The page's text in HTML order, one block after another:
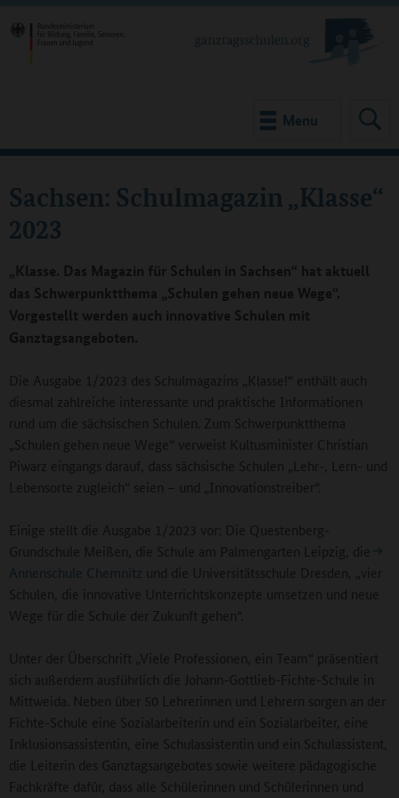
Menu
Sachsen: Schulmagazin „Klasse“
2023
„Klasse. Das Magazin für Schulen in Sachsen“ hat aktuell
das Schwerpunktthema „Schulen gehen neue Wege“.
Vorgestellt werden auch innovative Schulen mit
Ganztagsangeboten.
Die Ausgabe 1/2023 des Schulmagazins „Klasse!“ enthält auch
diesmal zahlreiche interessante und praktische Informationen
rund um die sächsischen Schulen. Zum Schwerpunktthema
„Schulen gehen neue Wege“ verweist Kultusminister Christian
Piwarz eingangs darauf, dass sächsische Schulen „Lehr-, Lern- und
Lebensorte zugleich“ seien – und „Innovationstreiber“.
Einige stellt die Ausgabe 1/2023 vor: Die Questenberg-
Grundschule Meißen, die Schule am Palmengarten Leipzig, die
Annenschule Chemnitz und die Universitätsschule Dresden, „vier
Schulen, die innovative Unterrichtskonzepte umsetzen und neue
Wege für die Schule der Zukunft gehen“.
Unter der Überschrift „Viele Professionen, ein Team“ präsentiert
sich außerdem ausführlich die Johann-Gottlieb-Fichte-Schule in
Mittweida. Neben über 50 Lehrerinnen und Lehrern sorgen an der
Fichte-Schule eine Sozialarbeiterin und ein Sozialarbeiter, eine
Inklusionsassistentin, eine Schulassistentin und ein Schulassistent,
die Leiterin des Ganztagsangebotes sowie weitere pädagogische
Fachkräfte dafür, dass alle Schülerinnen und Schülerinnen und